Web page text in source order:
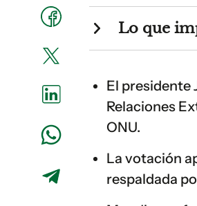
Lo que
El presidente
Relaciones
ONU.
La votación
respaldada